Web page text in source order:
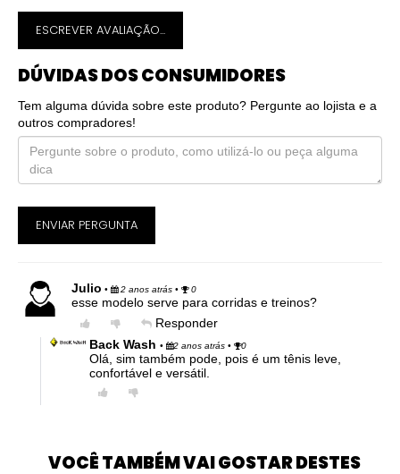
ESCREVER AVALIAÇÃO...
DÚVIDAS DOS CONSUMIDORES
Tem alguma dúvida sobre este produto? Pergunte ao lojista e a
outros compradores!
ENVIAR PERGUNTA
Julio • 2 anos atrás• 0
esse modelo serve para corridas e treinos?
Responder
Back Wash• 2 anos atrás• 0
Olá, sim também pode, pois é um tênis leve,
confortável e versátil.
VOCÊ TAMBÉM VAI GOSTAR DESTES